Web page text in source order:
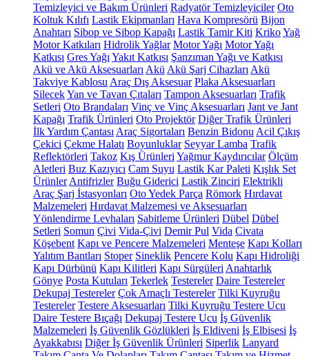
Temizleyici ve Bakım Ürünleri Radyatör Temizleyiciler Oto
Koltuk Kılıfı Lastik Ekipmanları Hava Kompresörü Bijon
Anahtarı Sibop ve Sibop Kapağı Lastik Tamir Kiti KrikoYağ
Motor Katkıları Hidrolik Yağlar Motor Yağı Motor Yağı
Katkısı Gres Yağı Yakıt Katkısı Şanzıman Yağı ve Katkısı
Akü ve Akü Aksesuarları Akü Akü Şarj Cihazları Akü
Takviye Kablosu Araç Dış Aksesuar Plaka Aksesuarları
SilecekYan ve Tavan Çıtaları Tampon Aksesuarları Trafik
Setleri Oto Brandaları Vinç ve Vinç Aksesuarları Jant ve Jant
Kapağı Trafik Ürünleri Oto Projektör Diğer Trafik Ürünleri
İlk Yardım Çantası Araç Sigortaları Benzin Bidonu Acil Çıkış
Çekici Çekme Halatı Boyunluklar Seyyar Lamba Trafik
Reflektörleri Takoz Kış Ürünleri Yağmur Kaydırıcılar Ölçüm
Aletleri Buz Kazıyıcı Cam Suyu Lastik Kar Paleti Kışlık Set
Ürünler Antifrizler Buğu Giderici Lastik Zinciri Elektrikli
Araç Şarj İstasyonları Oto Yedek Parça Römork Hırdavat
Malzemeleri Hırdavat Malzemesi ve Aksesuarları
Yönlendirme Levhaları Sabitleme Ürünleri Dübel Dübel
Setleri Somun Çivi Vida-Çivi Demir Pul Vida Civata
Köşebent Kapı ve Pencere Malzemeleri Menteşe Kapı Kolları
Yalıtım Bantları Stoper Sineklik Pencere Kolu Kapı Hidroliği
Kapı Dürbünü Kapı Kilitleri Kapı Sürgüleri Anahtarlık
Gönye Posta Kutuları Tekerlek Testereler Daire Testereler
Dekupaj Testereler Çok Amaçlı Testereler Tilki Kuyruğu
Testereler Testere Aksesuarları Tilki Kuyruğu Testere Ucu
Daire Testere Bıçağı Dekupaj Testere Ucu İş Güvenlik
Malzemeleri İş Güvenlik Gözlükleri İş Eldiveni İş Elbisesi İş
Ayakkabısı Diğer İş Güvenlik Ürünleri Siperlik Lanyard